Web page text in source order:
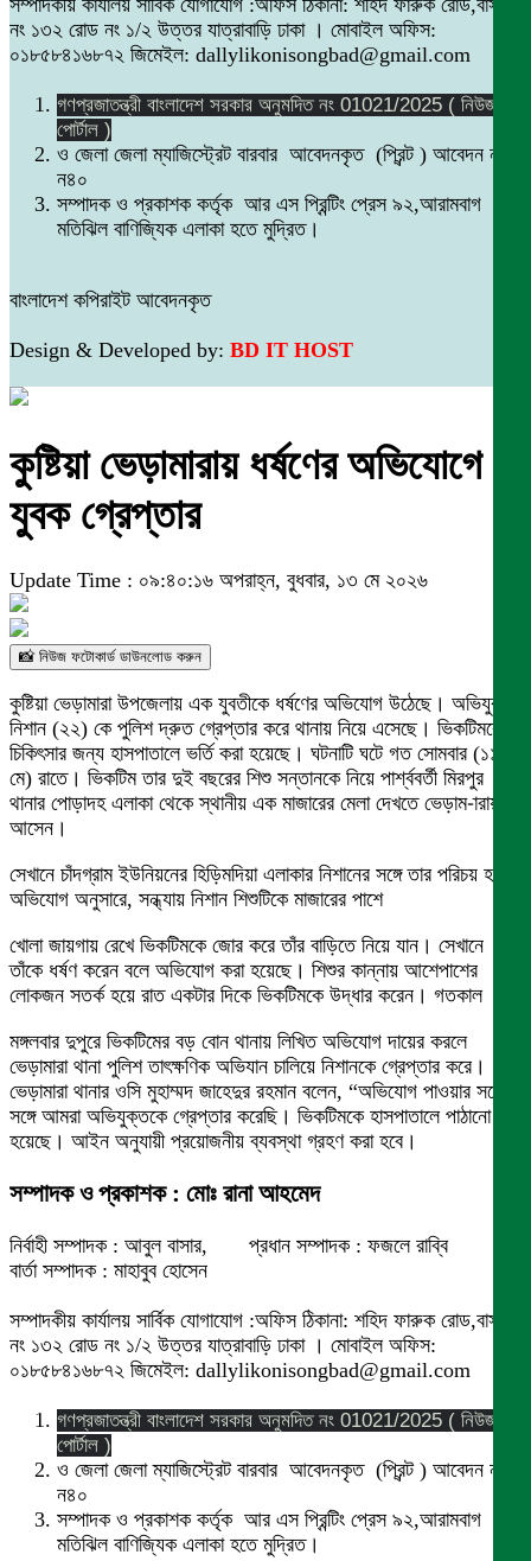
নং ১৩২ রোড নং ১/২ উত্তর যাত্রাবাড়ি ঢাকা । মোবাইল অফিস:
০১৮৫৮৪১৬৮৭২ জিমেইল: dallylikonisongbad@gmail.com
গণপ্রজাতন্ত্রী বাংলাদেশ সরকার অনুমদিত নং 01021/2025 ( নিউজ
পোর্টাল )
ও জেলা জেলা ম্যাজিস্ট্রেট বারবার আবেদনকৃত (প্রিন্ট ) আবেদন নং
ন৪০
সম্পাদক ও প্রকাশক কর্তৃক আর এস প্রিন্টিং প্রেস ৯২,আরামবাগ
মতিঝিল বাণিজ্যিক এলাকা হতে মুদ্রিত।
বাংলাদেশ কপিরাইট আবেদনকৃত
Design & Developed by: BD IT HOST
কুষ্টিয়া ভেড়ামারায় ধর্ষণের অভিযোগে
যুবক গ্রেপ্তার
Update Time : ০৯:৪০:১৬ অপরাহ্ন, বুধবার, ১৩ মে ২০২৬
📸 নিউজ ফটোকার্ড ডাউনলোড করুন
কুষ্টিয়া ভেড়ামারা উপজেলায় এক যুবতীকে ধর্ষণের অভিযোগ উঠেছে। অভিযুক্ত
নিশান (২২) কে পুলিশ দ্রুত গ্রেপ্তার করে থানায় নিয়ে এসেছে। ভিকটিমকে
চিকিৎসার জন্য হাসপাতালে ভর্তি করা হয়েছে। ঘটনাটি ঘটে গত সোমবার (১১
মে) রাতে। ভিকটিম তার দুই বছরের শিশু সন্তানকে নিয়ে পার্শ্ববর্তী মিরপুর
থানার পোড়াদহ এলাকা থেকে স্থানীয় এক মাজারের মেলা দেখতে ভেড়াম-ারায়
আসেন।
সেখানে চাঁদগ্রাম ইউনিয়নের হিড়িমদিয়া এলাকার নিশানের সঙ্গে তার পরিচয় হয়।
অভিযোগ অনুসারে, সন্ধ্যায় নিশান শিশুটিকে মাজারের পাশে
খোলা জায়গায় রেখে ভিকটিমকে জোর করে তাঁর বাড়িতে নিয়ে যান। সেখানে
তাঁকে ধর্ষণ করেন বলে অভিযোগ করা হয়েছে। শিশুর কান্নায় আশেপাশের
লোকজন সতর্ক হয়ে রাত একটার দিকে ভিকটিমকে উদ্ধার করেন। গতকাল
মঙ্গলবার দুপুরে ভিকটিমের বড় বোন থানায় লিখিত অভিযোগ দায়ের করলে
ভেড়ামারা থানা পুলিশ তাৎক্ষণিক অভিযান চালিয়ে নিশানকে গ্রেপ্তার করে।
ভেড়ামারা থানার ওসি মুহাম্মদ জাহেদুর রহমান বলেন, “অভিযোগ পাওয়ার সঙ্গে
সঙ্গে আমরা অভিযুক্তকে গ্রেপ্তার করেছি। ভিকটিমকে হাসপাতালে পাঠানো
হয়েছে। আইন অনুযায়ী প্রয়োজনীয় ব্যবস্থা গ্রহণ করা হবে।
সম্পাদক ও প্রকাশক : মোঃ রানা আহমেদ
নির্বাহী সম্পাদক : আবুল বাসার, প্রধান সম্পাদক : ফজলে রাব্বি
বার্তা সম্পাদক : মাহাবুব হোসেন
সম্পাদকীয় কার্যালয় সার্বিক যোগাযোগ :অফিস ঠিকানা: শহিদ ফারুক রোড,বাসা
নং ১৩২ রোড নং ১/২ উত্তর যাত্রাবাড়ি ঢাকা । মোবাইল অফিস:
০১৮৫৮৪১৬৮৭২ জিমেইল: dallylikonisongbad@gmail.com
গণপ্রজাতন্ত্রী বাংলাদেশ সরকার অনুমদিত নং 01021/2025 ( নিউজ
পোর্টাল )
ও জেলা জেলা ম্যাজিস্ট্রেট বারবার আবেদনকৃত (প্রিন্ট ) আবেদন নং
ন৪০
সম্পাদক ও প্রকাশক কর্তৃক আর এস প্রিন্টিং প্রেস ৯২,আরামবাগ
মতিঝিল বাণিজ্যিক এলাকা হতে মুদ্রিত।